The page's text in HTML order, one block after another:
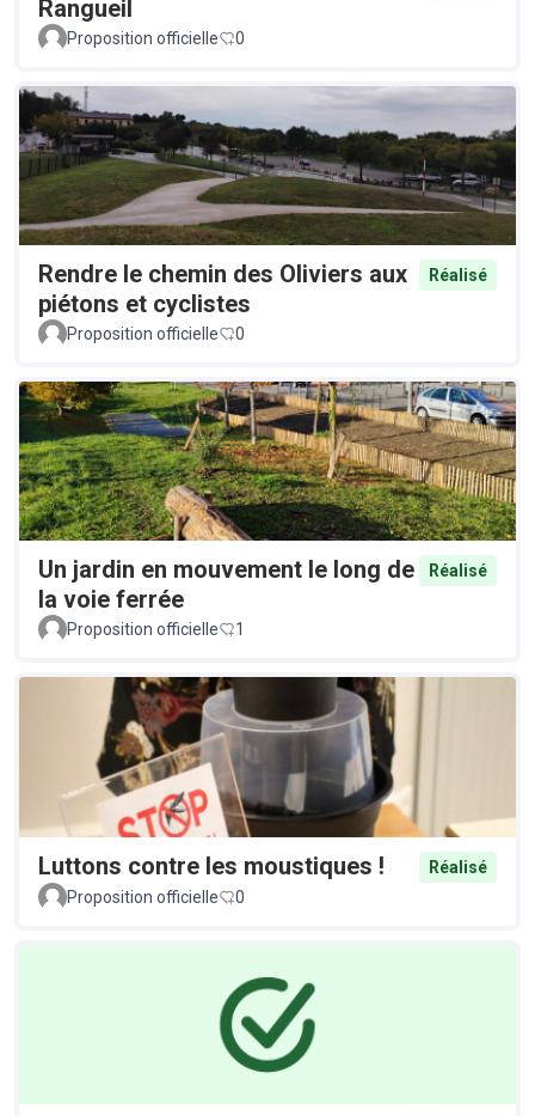
Rangueil
Proposition officielle 0
Rendre le chemin des Oliviers aux
piétons et cyclistes
Réalisé
Proposition officielle 0
Un jardin en mouvement le long de
la voie ferrée
Réalisé
Proposition officielle 1
Luttons contre les moustiques !
Réalisé
Proposition officielle
0